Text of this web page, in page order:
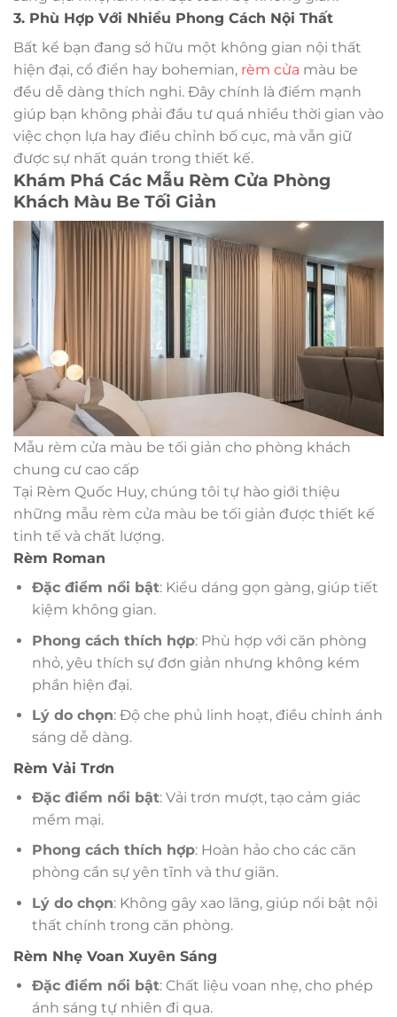
3. Phù Hợp Với Nhiều Phong Cách Nội Thất
Bất kể bạn đang sở hữu một không gian nội thất
hiện đại, cổ điển hay bohemian, rèm cửa màu be
đều dễ dàng thích nghi. Đây chính là điểm mạnh
giúp bạn không phải đầu tư quá nhiều thời gian vào
việc chọn lựa hay điều chỉnh bố cục, mà vẫn giữ
được sự nhất quán trong thiết kế.
Khám Phá Các Mẫu Rèm Cửa Phòng
Khách Màu Be Tối Giản
Mẫu rèm cửa màu be tối giản cho phòng khách
chung cư cao cấp
Tại Rèm Quốc Huy, chúng tôi tự hào giới thiệu
những mẫu rèm cửa màu be tối giản được thiết kế
tinh tế và chất lượng.
Rèm Roman
Đặc điểm nổi bật: Kiểu dáng gọn gàng, giúp tiết
kiệm không gian.
Phong cách thích hợp: Phù hợp với căn phòng
nhỏ, yêu thích sự đơn giản nhưng không kém
phần hiện đại.
Lý do chọn: Độ che phủ linh hoạt, điều chỉnh ánh
sáng dễ dàng.
Rèm Vải Trơn
Đặc điểm nổi bật: Vải trơn mượt, tạo cảm giác
mềm mại.
Phong cách thích hợp: Hoàn hảo cho các căn
phòng cần sự yên tĩnh và thư giãn.
Lý do chọn: Không gây xao lãng, giúp nổi bật nội
thất chính trong căn phòng.
Rèm Nhẹ Voan Xuyên Sáng
Đặc điểm nổi bật: Chất liệu voan nhẹ, cho phép
ánh sáng tự nhiên đi qua.